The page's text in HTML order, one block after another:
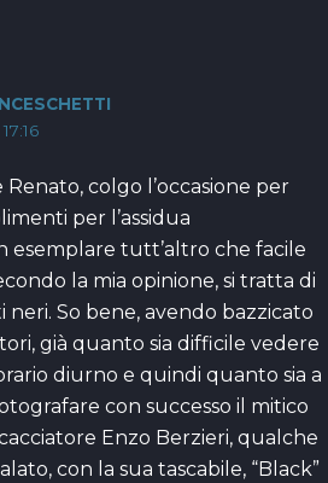
colgo l’occasione per
per l’assidua
esemplare tutt’altro che facile
la mia opinione, si tratta di
So bene, avendo bazzicato
già quanto sia difficile vedere
diurno e quindi quanto sia a
con successo il mitico
cacciatore Enzo Berzieri, qualche
con la sua tascabile, “Black”